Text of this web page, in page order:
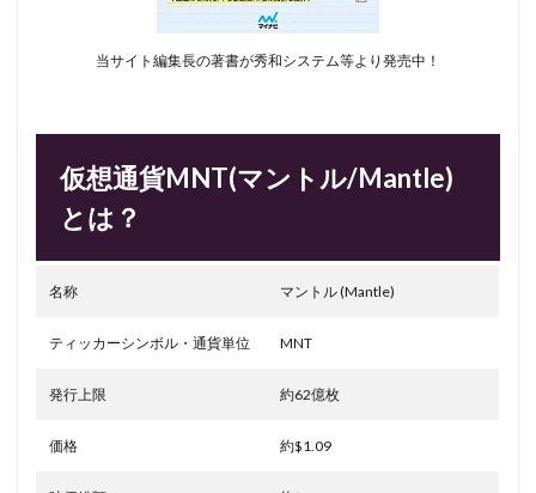
当サイト編集長の著書が秀和システム等より発売中！
仮想通貨MNT(マントル/Mantle)
とは？
名称 マントル (Mantle)
ティッカーシンボル・通貨単位 MNT
発行上限 約62億枚
価格 約$1.09